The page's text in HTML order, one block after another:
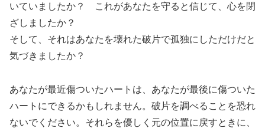
いていましたか？ これがあなたを守ると信じて、心を閉
ざしましたか？
そして、それはあなたを壊れた破片で孤独にしただけだと
気づきましたか？
あなたが最近傷ついたハートは、あなたが最後に傷ついた
ハートにできるかもしれません。破片を調べることを恐れ
ないでください。それらを優しく元の位置に戻すときに、